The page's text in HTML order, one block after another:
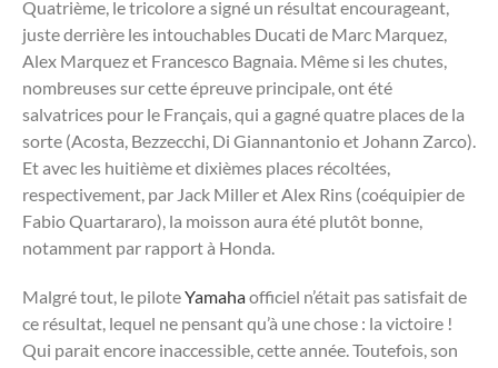
Quatrième, le tricolore a signé un résultat encourageant,
juste derrière les intouchables Ducati de Marc Marquez,
Alex Marquez et Francesco Bagnaia. Même si les chutes,
nombreuses sur cette épreuve principale, ont été
salvatrices pour le Français, qui a gagné quatre places de la
sorte (Acosta, Bezzecchi, Di Giannantonio et Johann Zarco).
Et avec les huitième et dixièmes places récoltées,
respectivement, par Jack Miller et Alex Rins (coéquipier de
Fabio Quartararo), la moisson aura été plutôt bonne,
notamment par rapport à Honda.
Malgré tout, le piloteYamahaofficiel n’était pas satisfait de
ce résultat, lequel ne pensant qu’à une chose : la victoire !
Qui parait encore inaccessible, cette année. Toutefois, son